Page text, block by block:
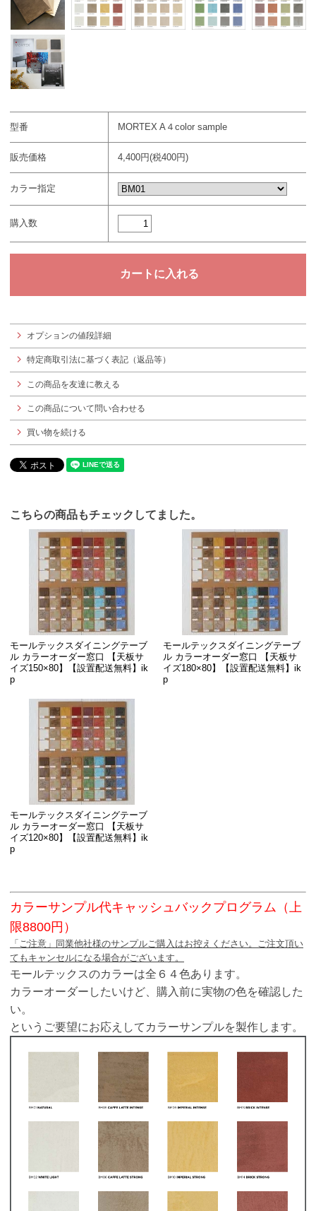
型番 MORTEX A４color sample
販売価格 4,400円(税400円)
カラー指定
購入数
オプションの値段詳細
特定商取引法に基づく表記（返品等）
この商品を友達に教える
この商品について問い合わせる
買い物を続ける
こちらの商品もチェックしてました。
モールテックスダイニングテーブ
ル カラーオーダー窓口 【天板サ
イズ150×80】【設置配送無料】ik
p
モールテックスダイニングテーブ
ル カラーオーダー窓口 【天板サ
イズ180×80】【設置配送無料】ik
p
モールテックスダイニングテーブ
ル カラーオーダー窓口 【天板サ
イズ120×80】【設置配送無料】ik
p
カラーサンプル代キャッシュバックプログラム（上
限8800円）
「ご注意」同業他社様のサンプルご購入はお控えください。ご注文頂い
てもキャンセルになる場合がございます。
モールテックスのカラーは全６４色あります。
カラーオーダーしたいけど、購入前に実物の色を確認した
い。
というご要望にお応えしてカラーサンプルを製作します。